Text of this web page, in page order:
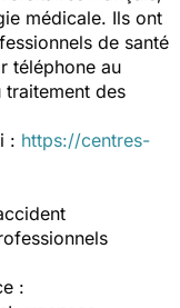
médicale. Ils ont
de santé
téléphone au
des
: https://centres-
: